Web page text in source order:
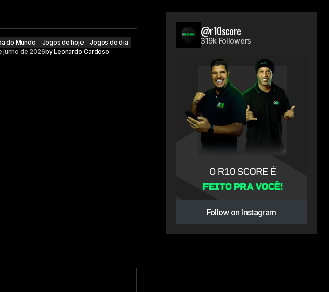
do Mundo Jogos de hoje
Jogos do dia
junho de 2026byLeonardo Cardoso
@r10score
319k Followers
Follow on Instagram